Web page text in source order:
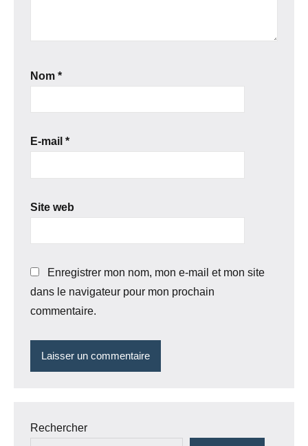
Nom *
E-mail *
Site web
Enregistrer mon nom, mon e-mail et mon site
dans le navigateur pour mon prochain
commentaire.
Rechercher